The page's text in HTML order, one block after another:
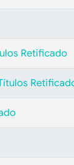
Retificado